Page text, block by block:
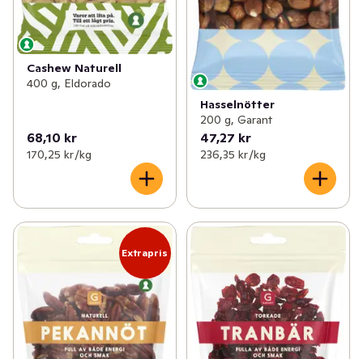
Cashew Naturell
400 g, Eldorado
68,10 kr
170,25 kr /kg
Hasselnötter
200 g, Garant
47,27 kr
236,35 kr /kg
Extrapris